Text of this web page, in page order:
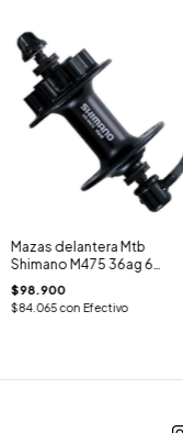
Mazas delantera Mtb
Shimano M475 36ag 6
Tornillos
$98.900
$84.065con Efectivo